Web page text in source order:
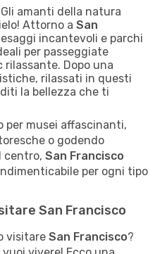
Gli amanti della natura
Attorno a San
incantevoli e parchi
per passeggiate
Dopo una
rilassati in questi
la bellezza che ti
per musei affascinanti,
o godendo
centro, San Francisco
per ogni tipo
San Francisco
visitare San Francisco?